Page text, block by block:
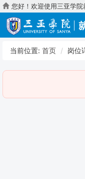
您好！欢迎使用三亚学院
当前位置: 首页 岗位